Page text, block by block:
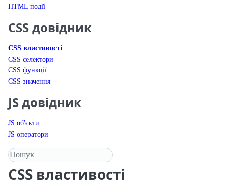
HTML події
CSS довідник
CSS властивості
CSS селектори
CSS функції
CSS значення
JS довідник
JS об'єкти
JS оператори
Пошук у довіднику
CSS властивості